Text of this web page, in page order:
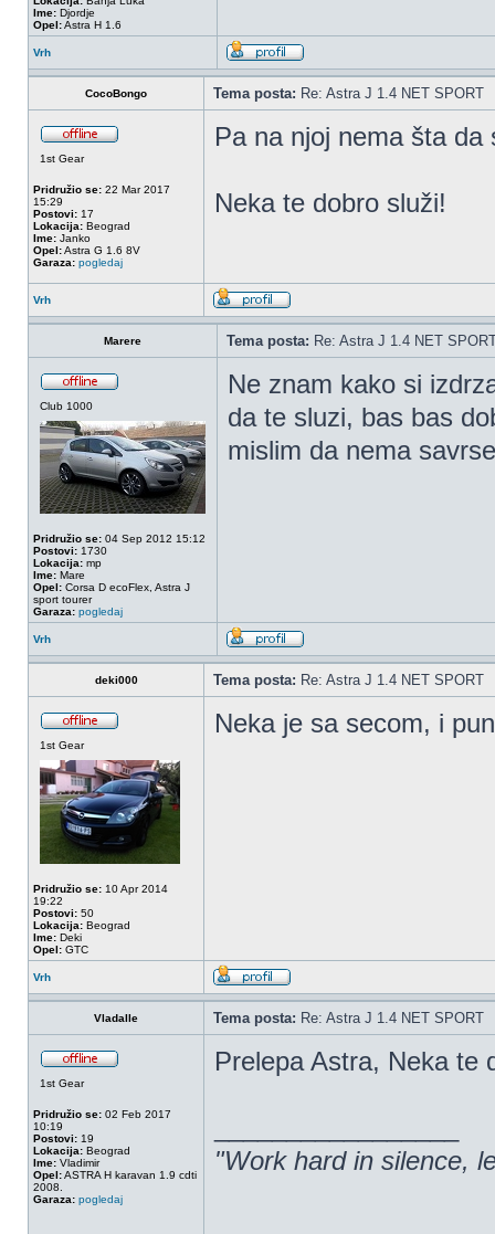
Ime: Djordje
Opel:Astra H 1.6
Vrh
CocoBongo Tema posta: Re: Astra J 1.4 NET SPORT
1st Gear
Pridružio se: 22 Mar 2017
15:29
Postovi: 17
Lokacija: Beograd
Ime: Janko
Opel:Astra G 1.6 8V
Garaza: pogledaj
Pa na njoj nema šta
Neka te dobro služi!
Vrh
Marere Tema posta: Re: Astra J 1.4 NET
Club 1000
Pridružio se: 04 Sep 2012 15:12
Postovi: 1730
Lokacija: mp
Ime: Mare
Opel: Corsa D ecoFlex, Astra J
sport tourer
Garaza: pogledaj
Ne znam kako si
da te sluzi, bas bas
mislim da nema
Vrh
deki000 Tema posta: Re: Astra J 1.4 NET SPORT
1st Gear
Pridružio se: 10 Apr 2014
19:22
Postovi: 50
Lokacija: Beograd
Ime: Deki
Opel: GTC
Neka je sa secom, i
Vrh
Vladalle Tema posta: Re: Astra J 1.4 NET SPORT
1st Gear
Pridružio se: 02 Feb 2017
10:19
Postovi: 19
Lokacija: Beograd
Ime: Vladimir
Opel:ASTRA H karavan 1.9 cdti
2008.
Garaza: pogledaj
Prelepa Astra, Neka te
"Work hard in silence,